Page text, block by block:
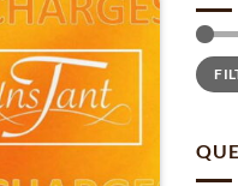
au
ancien
Ajouter
à la
wishlist
Prix
min
Prix
max